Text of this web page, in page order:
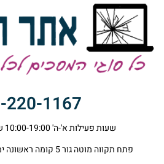
220-1167
שעות פעילות א'-ה' 10:00-19:00 שישי 10:00-14:00
פתח תקווה מוטה גור 5 קומה ראשונה ימינה מהמעלית עד הסוף